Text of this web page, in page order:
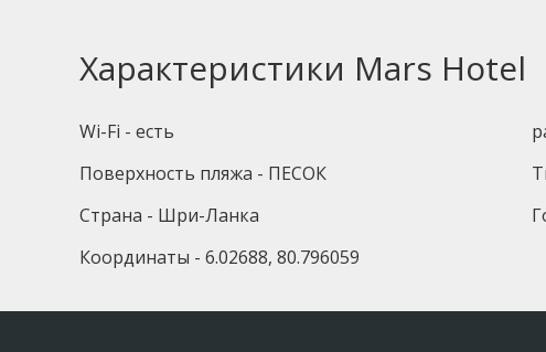
Характеристики Mars Hotel
Wi-Fi - есть
Поверхность пляжа - ПЕСОК
Страна - Шри-Ланка
Координаты - 6.02688, 80.796059